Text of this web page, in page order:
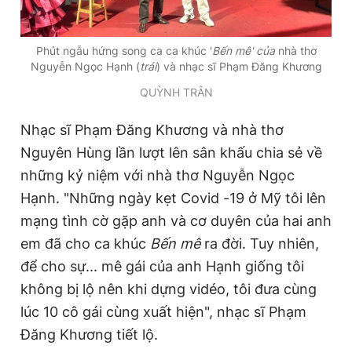
Phút ngẫu hứng song ca ca khúc 'Bến mê' củanhà thơ
Nguyễn Ngọc Hạnh (trái) và nhạc sĩ Phạm Đăng Khương
QUỲNH TRÂN
Nhạc sĩ Phạm Đăng Khương và nhà thơ
Nguyên Hùng lần lượt lên sân khấu chia sẻ về
những kỷ niệm với nhà thơ Nguyễn Ngọc
Hạnh. "Những ngày kẹt Covid -19 ở Mỹ tôi lên
mạng tình cờ gặp anh và cơ duyên của hai anh
em đã cho ca khúc Bến mêra đời. Tuy nhiên,
để cho sự... mê gái của anh Hạnh giống tôi
không bị lộ nên khi dựng vidéo, tôi đưa cùng
lúc 10 cô gái cùng xuất hiện", nhạc sĩ Phạm
Đăng Khương tiết lộ.